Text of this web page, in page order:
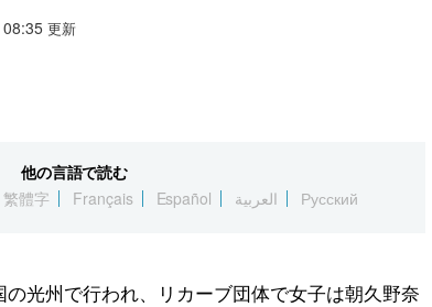
更新
他の言語で読む
繁體字 Français Español العربية Русский
光州で行われ、リカーブ団体で女子は朝久野奈